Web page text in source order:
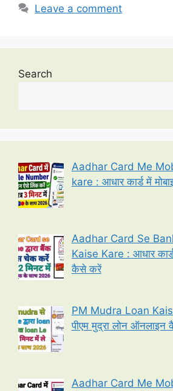
Leave a comment
Search
Aadhar Card Me
kare : आधार कार्ड में
Aadhar Card Se
Kaise Kare : आधार
कैसे करें
PM Mudra Loan
पीएम मुद्रा लोन
Aadhar Card Me